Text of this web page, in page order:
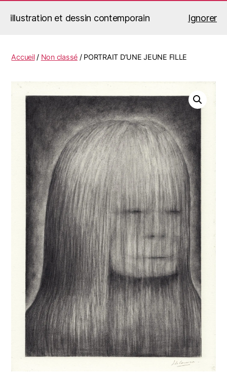
illustration et dessin contemporain Ignorer
Jérémy Le Corvaisier
Accueil/ Non classé / PORTRAIT D’UNE JEUNE FILLE